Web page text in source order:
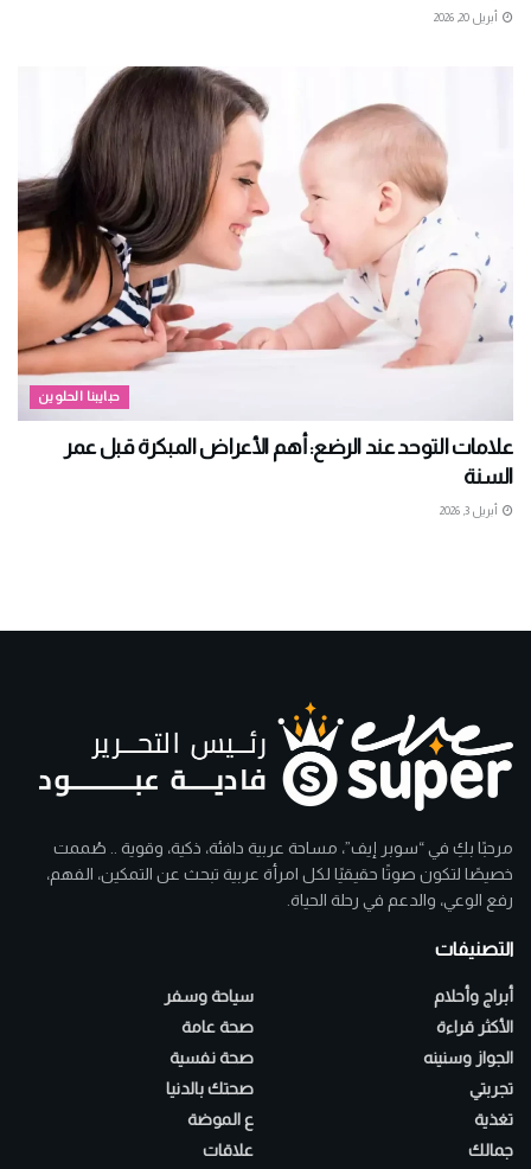
أبريل 20, 2026
حبايبنا الحلوين
علامات التوحد عند الرضع: أهم الأعراض المبكرة قبل عمر
السنة
أبريل 3, 2026
مرحبًا بكِ في “سوبر إيف”، مساحة عربية دافئة، ذكية، وقوية .. صُممت
خصيصًا لتكون صوتًا حقيقيًا لكل امرأة عربية تبحث عن التمكين، الفهم،
رفع الوعي، والدعم في رحلة الحياة.
التصنيفات
أبراج وأحلام
الأكثر قراءة
الجواز وسنينه
تجربتي
تغذية
جمالك
سياحة وسفر
صحة عامة
صحة نفسية
صحتك بالدنيا
ع الموضة
علاقات